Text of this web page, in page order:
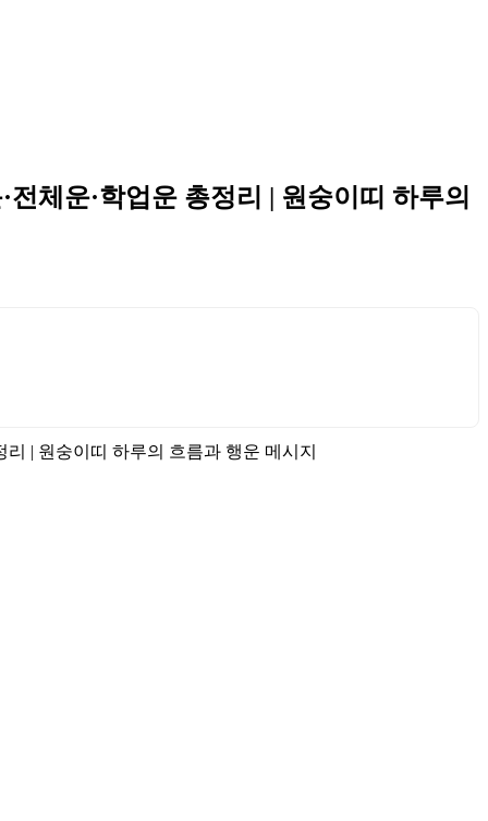
전체운·학업운 총정리 | 원숭이띠 하루의